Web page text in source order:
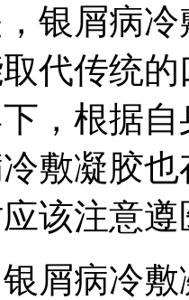
银屑病
代传统
，根据
敷凝胶
该注意
屑病冷敷